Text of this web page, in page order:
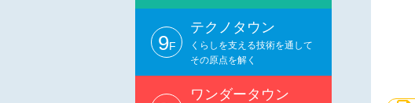
9F
テクノタウン
くらしを支える技術を通して
その原点を解く
ワンダータウン